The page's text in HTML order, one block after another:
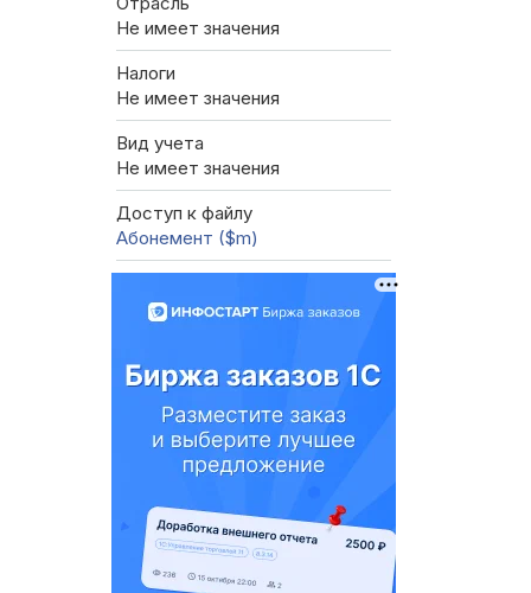
Не имеет значения
Налоги
Не имеет значения
Вид учета
Не имеет значения
Доступ к файлу
Абонемент ($m)